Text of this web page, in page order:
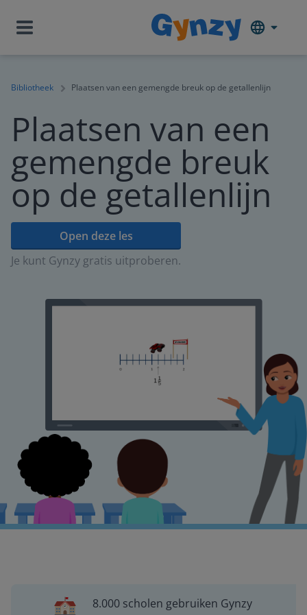
Bibliotheek Plaatsen van een gemengde breuk op de getallenlijn
Plaatsen van een
gemengde breuk
op de getallenlijn
Open deze les
Je kunt Gynzy gratis uitproberen.
8.000 scholen gebruiken Gynzy